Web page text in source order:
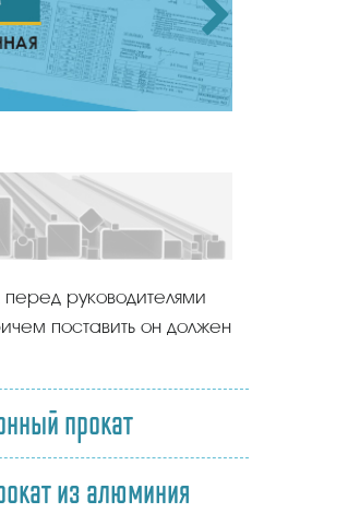
руководителями
поставить он должен
прокат
из алюминия